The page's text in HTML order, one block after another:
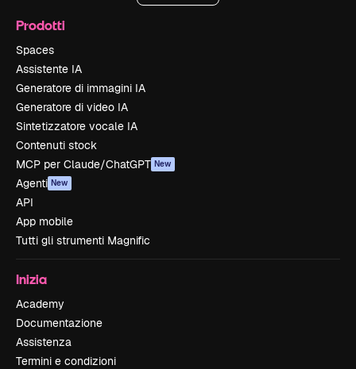
Prodotti
Spaces
Assistente IA
Generatore di immagini IA
Generatore di video IA
Sintetizzatore vocale IA
Contenuti stock
MCP per Claude/ChatGPT New
Agenti New
API
App mobile
Tutti gli strumenti Magnific
Inizia
Academy
Documentazione
Assistenza
Termini e condizioni